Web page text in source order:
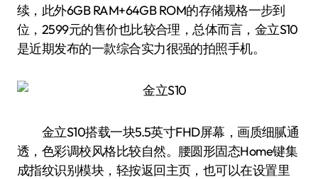
续，此外6GB RAM+64GB ROM的存储规格一步到
位，2599元的售价也比较合理，总体而言，金立S10
是近期发布的一款综合实力很强的拍照手机。
金立S10搭载一块5.5英寸FHD屏幕，画质细腻通
透，色彩调校风格比较自然。腰圆形固态Home键集
成指纹识别模块，轻按返回主页，也可以在设置里